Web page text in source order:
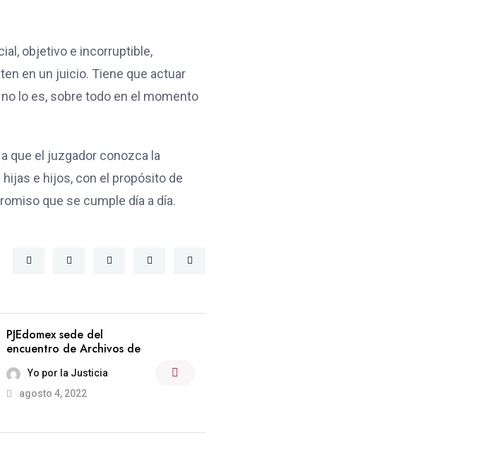
objetivo e incorruptible,
en un juicio. Tiene que actuar
lo es, sobre todo en el momento
que el juzgador conozca la
e hijos, con el propósito de
que se cumple día a día.
PJEdomex sede del
encuentro de Archivos de
Yo por la Justicia
agosto 4, 2022